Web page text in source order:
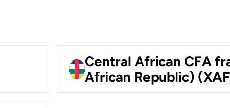
Central African CFA
African Republic)